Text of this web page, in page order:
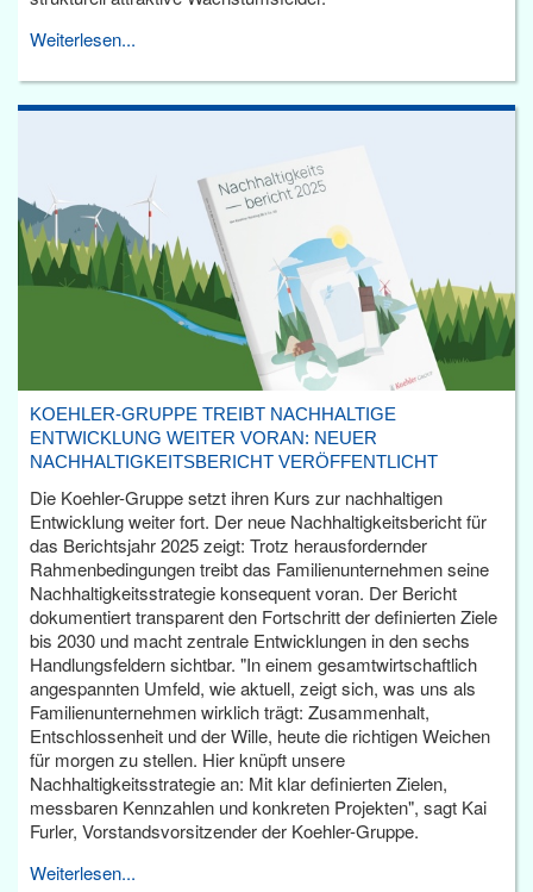
Weiterlesen...
KOEHLER-GRUPPE TREIBT NACHHALTIGE
ENTWICKLUNG WEITER VORAN: NEUER
NACHHALTIGKEITSBERICHT VERÖFFENTLICHT
Die Koehler-Gruppe setzt ihren Kurs zur nachhaltigen
Entwicklung weiter fort. Der neue Nachhaltigkeitsbericht für
das Berichtsjahr 2025 zeigt: Trotz herausfordernder
Rahmenbedingungen treibt das Familienunternehmen seine
Nachhaltigkeitsstrategie konsequent voran. Der Bericht
dokumentiert transparent den Fortschritt der definierten Ziele
bis 2030 und macht zentrale Entwicklungen in den sechs
Handlungsfeldern sichtbar. "In einem gesamtwirtschaftlich
angespannten Umfeld, wie aktuell, zeigt sich, was uns als
Familienunternehmen wirklich trägt: Zusammenhalt,
Entschlossenheit und der Wille, heute die richtigen Weichen
für morgen zu stellen. Hier knüpft unsere
Nachhaltigkeitsstrategie an: Mit klar definierten Zielen,
messbaren Kennzahlen und konkreten Projekten", sagt Kai
Furler, Vorstandsvorsitzender der Koehler-Gruppe.
Weiterlesen...